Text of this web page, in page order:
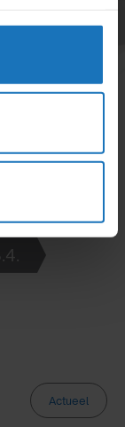
bij
vervalt na 2
Actueel